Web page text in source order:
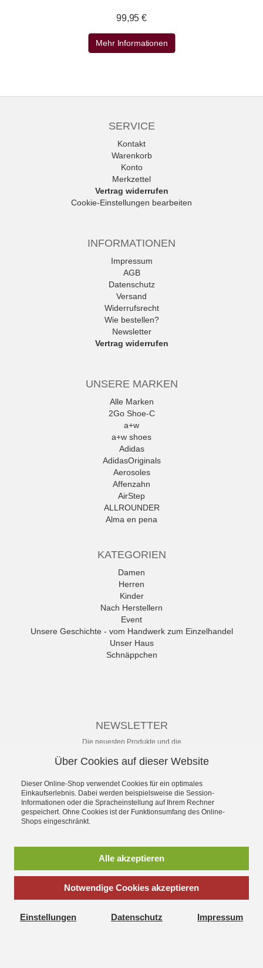
99,95 €
Mehr Informationen
SERVICE
Kontakt
Warenkorb
Konto
Merkzettel
Vertrag widerrufen
Cookie-Einstellungen bearbeiten
INFORMATIONEN
Impressum
AGB
Datenschutz
Versand
Widerrufsrecht
Wie bestellen?
Newsletter
Vertrag widerrufen
UNSERE MARKEN
Alle Marken
2Go Shoe-C
a+w
a+w shoes
Adidas
AdidasOriginals
Aerosoles
Affenzahn
AirStep
ALLROUNDER
Alma en pena
Amani
Andrea Conti
ANWR
anwr Schuh
ANXXXX
Apple of Eden
Ara
Mehr
KATEGORIEN
Damen
Herren
Kinder
Nach Herstellern
Event
Unsere Geschichte - vom Handwerk zum Einzelhandel
Unser Haus
Schnäppchen
NEWSLETTER
Die neuesten Produkte und die
Ihr nichts mehr verpasst.
Abonnieren
Versandkosten** unverbindliche Preisempfehlung
des Herstellers
SchuhWolf - das Erlebnis-Schuhhaus für die ganze Familie.
lieferbaren aktuellen Modellen vieler Hersteller und persönlichem
Über Cookies auf dieser Website
Dieser Online-Shop verwendet Cookies für ein optimales
Einkaufserlebnis. Dabei werden beispielsweise die Session-
Informationen oder die Spracheinstellung auf Ihrem Rechner
gespeichert. Ohne Cookies ist der Funktionsumfang des Online-
Shops eingeschränkt.
Alle akzeptieren
Notwendige Cookies akzeptieren
Einstellungen Datenschutz Impressum